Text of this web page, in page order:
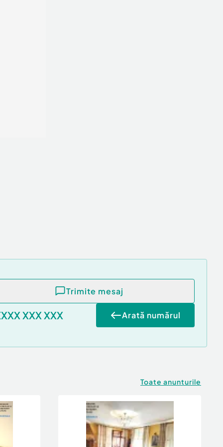
Trimite mesaj
XXX XXX Arată numărul
Toate anunturile